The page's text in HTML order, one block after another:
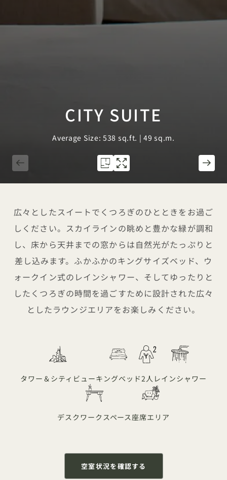
CITY SUITE
Average Size: 538 sq.ft. | 49 sq.m.
広々としたスイートでくつろぎのひとときをお過ご
しください。スカイラインの眺めと豊かな緑が調和
し、床から天井までの窓からは自然光がたっぷりと
差し込みます。ふかふかのキングサイズベッド、ウ
ォークイン式のレインシャワー、そしてゆったりと
したくつろぎの時間を過ごすために設計された広々
としたラウンジエリアをお楽しみください。
タワー＆シティビューキングベッド2人 レインシャワー
デスクワークスペース座席エリア
空室状況を確認する